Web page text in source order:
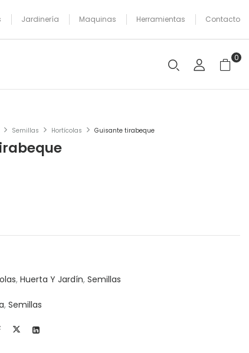
Jardinería Maquinas Herramientas Contacto
0
Semillas Hortícolas Guisante tirabeque
, Huerta Y Jardín, Semillas
, Semillas